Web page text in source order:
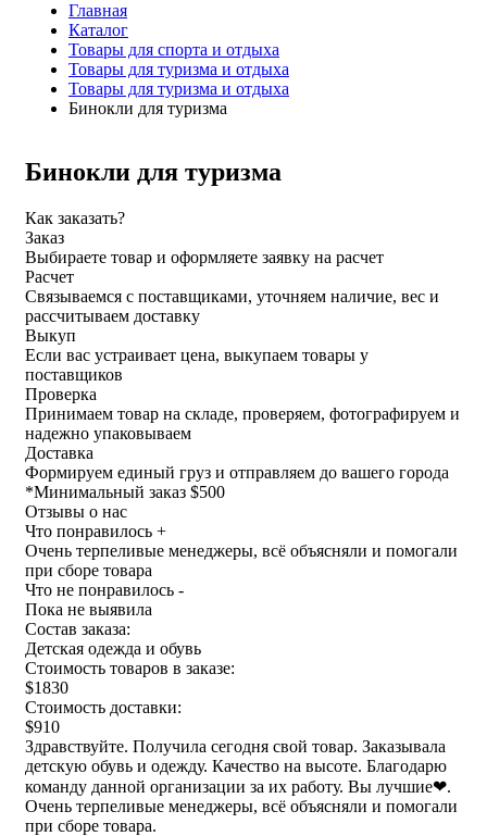
Главная
Каталог
Товары для спорта и отдыха
Товары для туризма и отдыха
Товары для туризма и отдыха
Бинокли для туризма
Бинокли для туризма
Как заказать?
Заказ
Выбираете товар и оформляете заявку на расчет
Расчет
Связываемся с поставщиками, уточняем наличие, вес и
рассчитываем доставку
Выкуп
Если вас устраивает цена, выкупаем товары у
поставщиков
Проверка
Принимаем товар на складе, проверяем, фотографируем и
надежно упаковываем
Доставка
Формируем единый груз и отправляем до вашего города
*Минимальный заказ $500
Отзывы о нас
Что понравилось +
Очень терпеливые менеджеры, всё объясняли и помогали
при сборе товара
Что не понравилось -
Пока не выявила
Состав заказа:
Детская одежда и обувь
Стоимость товаров в заказе:
$1830
Стоимость доставки:
$910
Здравствуйте. Получила сегодня свой товар. Заказывала
детскую обувь и одежду. Качество на высоте. Благодарю
команду данной организации за их работу. Вы лучшие❤.
Очень терпеливые менеджеры, всё объясняли и помогали
при сборе товара.